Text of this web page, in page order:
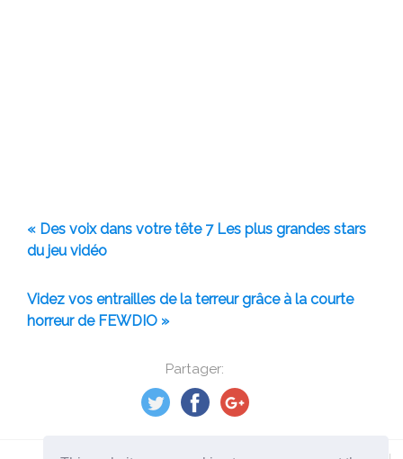
Partager:
« Des voix dans votre tête 7 Les plus grandes stars
du jeu vidéo
Videz vos entrailles de la terreur grâce à la courte
horreur de FEWDIO »